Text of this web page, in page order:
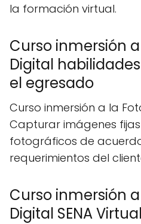
la formación virtual.
Curso inmersión
Digital
el egresado
Curso inmersión a la
Capturar imágenes
fotográficos de
requerimientos del
Curso inmersión
Digital SENA Virtual